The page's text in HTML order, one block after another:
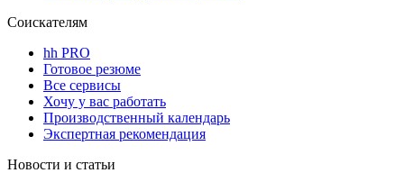
Соискателям
hh PRO
Готовое резюме
Все сервисы
Хочу у вас работать
Производственный календарь
Экспертная рекомендация
Новости и статьи